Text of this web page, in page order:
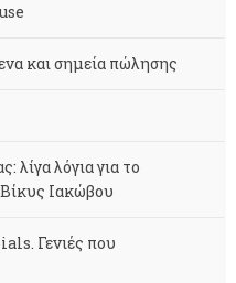
και σημεία πώλησης
λίγα λόγια για το
Ιακώβου
Γενιές που